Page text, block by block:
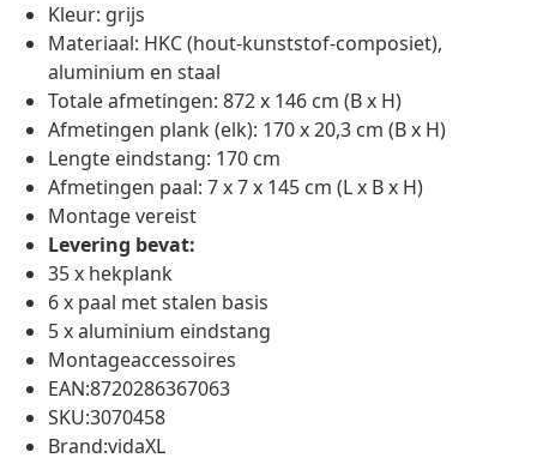
Kleur: grijs
Materiaal: HKC (hout-kunststof-composiet),
aluminium en staal
Totale afmetingen: 872 x 146 cm (B x H)
Afmetingen plank (elk): 170 x 20,3 cm (B x H)
Lengte eindstang: 170 cm
Afmetingen paal: 7 x 7 x 145 cm (L x B x H)
Montage vereist
Levering bevat:
35 x hekplank
6 x paal met stalen basis
5 x aluminium eindstang
Montageaccessoires
EAN:8720286367063
SKU:3070458
Brand:vidaXL